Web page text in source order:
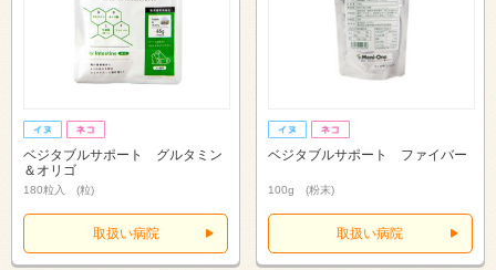
ベジタブルサポート グルタミン
＆オリゴ
180粒入 (粒)
取扱い病院
ベジタブルサポート ファイバー
100g (粉末)
取扱い病院